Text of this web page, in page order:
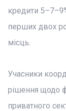
кредити
перших двох
місць.
Учасники
рішення щодо
приватного